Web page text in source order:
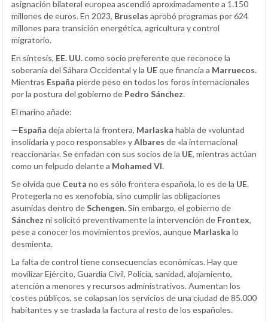
asignación bilateral europea ascendió aproximadamente a 1.150
millones de euros. En 2023, Bruselas aprobó programas por 624
millones para transición energética, agricultura y control
migratorio.
En síntesis, EE. UU.como socio preferente que reconoce la
soberanía del Sáhara Occidental y la UEque financia a Marruecos.
Mientras España pierde peso en todos los foros internacionales
por la postura del gobierno de Pedro Sánchez.
El marino añade:
—España deja abierta la frontera, Marlaska habla de «voluntad
insolidaria y poco responsable» yAlbares de «la internacional
reaccionaria». Se enfadan con sus socios de la UE, mientras actúan
como un felpudo delante a Mohamed VI.
Se olvida que Ceuta no es sólo frontera española, lo es de la UE.
Protegerla no es xenofobia, sino cumplir las obligaciones
asumidas dentro deSchengen.Sin embargo, el gobierno de
Sánchez ni solicitó preventivamente la intervención de Frontex,
pese a conocer los movimientos previos, aunque Marlaska lo
desmienta.
La falta de control tiene consecuencias económicas. Hay que
movilizar Ejército, Guardia Civil, Policía, sanidad, alojamiento,
atención a menores y recursos administrativos. Aumentan los
costes públicos, se colapsan los servicios de una ciudad de 85.000
habitantes y se traslada la factura al resto de los españoles.